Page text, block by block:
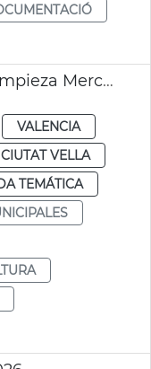
Inversión 800.000 euros limpieza Mercat Central
VALENCIA
CIUTAT VELLA
TEMÁTICA